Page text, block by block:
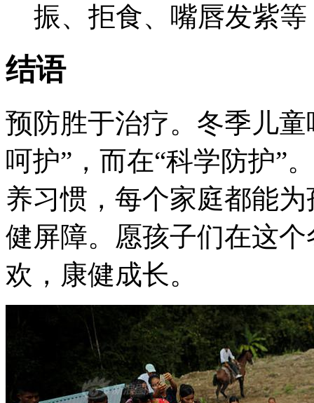
振、拒食、嘴唇发紫
结语
预防胜于治疗。冬季儿
呵护”，而在“科学防护”
养习惯，每个家庭都能
健屏障。愿孩子们在这
欢，康健成长。